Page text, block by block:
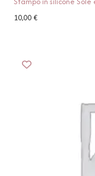
10,00€